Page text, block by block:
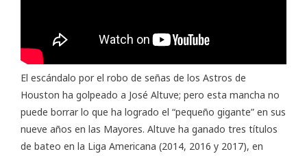
El escándalo por el robo de señas de los Astros de
Houston ha golpeado a José Altuve; pero esta mancha no
puede borrar lo que ha logrado el “pequeño gigante” en sus
nueve años en las Mayores. Altuve ha ganado tres títulos
de bateo en la Liga Americana (2014, 2016 y 2017), en